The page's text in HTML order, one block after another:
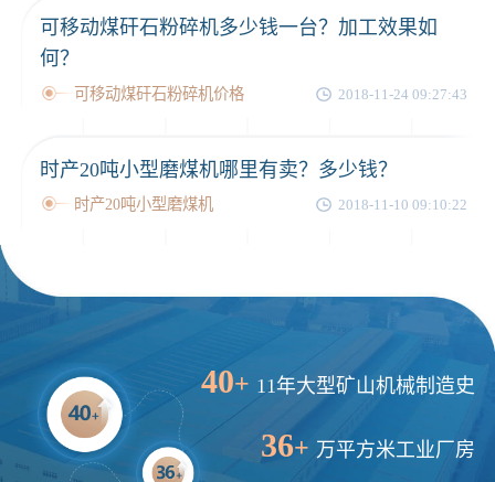
可移动煤矸石粉碎机多少钱一台？加工效果如
何？
可移动煤矸石粉碎机价格 2018-11-24 09:27:43
时产20吨小型磨煤机哪里有卖？多少钱？
时产20吨小型磨煤机 2018-11-10 09:10:22
40+ 11年大型矿山机械制造史
36+ 万平方米工业厂房